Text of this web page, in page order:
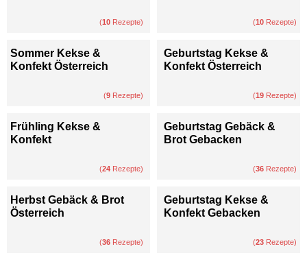
(10 Rezepte) (10 Rezepte)
Sommer Kekse &
Konfekt Österreich
(9 Rezepte)
Geburtstag Kekse &
Konfekt Österreich
(19 Rezepte)
Frühling Kekse &
Konfekt
(24 Rezepte)
Geburtstag Gebäck &
Brot Gebacken
(36 Rezepte)
Herbst Gebäck & Brot
Österreich
(36 Rezepte)
Geburtstag Kekse &
Konfekt Gebacken
(23 Rezepte)